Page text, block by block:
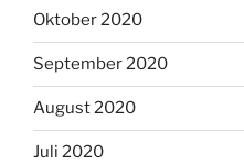
Oktober 2020
September 2020
August 2020
Juli 2020